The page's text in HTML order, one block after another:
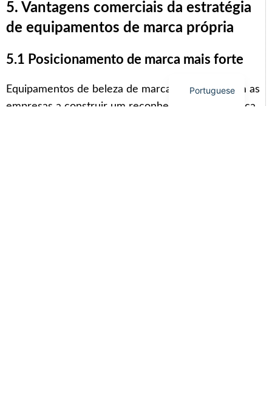
5. Vantagens comerciais da estratégia
de equipamentos de marca própria
5.1 Posicionamento de marca mais forte
Equipamentos de beleza de marca própria ajudam as
empresas a construir um reconhecimento de marca
Portuguese
French
Russian